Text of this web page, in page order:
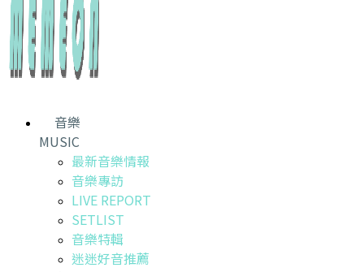
音樂
MUSIC
最新音樂情報
音樂專訪
LIVE REPORT
SETLIST
音樂特輯
迷迷好音推薦